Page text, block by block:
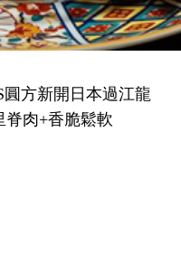
圓方新開日本過江龍
脊肉+香脆鬆軟